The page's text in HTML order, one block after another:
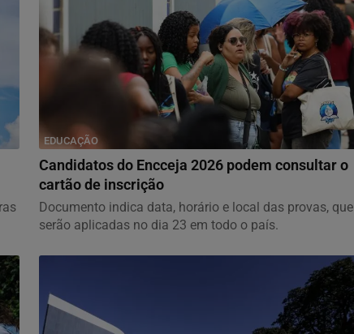
EDUCAÇÃO
Candidatos do Encceja 2026 podem consultar o
cartão de inscrição
Documento indica data, horário e local das provas, que
serão aplicadas no dia 23 em todo o país.